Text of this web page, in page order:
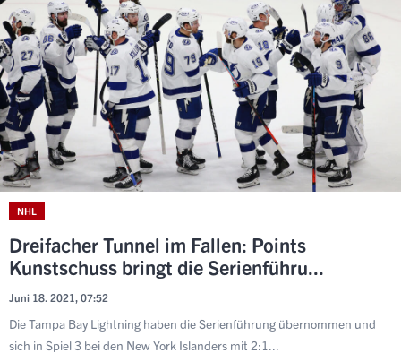
NHL
Dreifacher Tunnel im Fallen: Points
Kunstschuss bringt die Serienführu...
Juni 18. 2021, 07:52
Die Tampa Bay Lightning haben die Serienführung übernommen und
sich in Spiel 3 bei den New York Islanders mit 2:1...